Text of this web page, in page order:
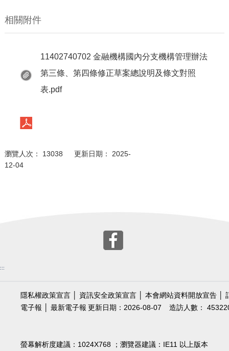
相關附件
11402740702 金融機構國內分支機構管理辦法
第三條、第四條修正草案總說明及條文對照
表.pdf
瀏覽人次： 13038 更新日期： 2025-
12-04
:::
隱私權政策宣言 資訊安全政策宣言 本會網站資料開放宣告
電子報
最新電子報 造訪人數：
更新日期：2026-08-07
螢幕解析度建議：1024X768 ；瀏覽器建議：IE11 以上版本